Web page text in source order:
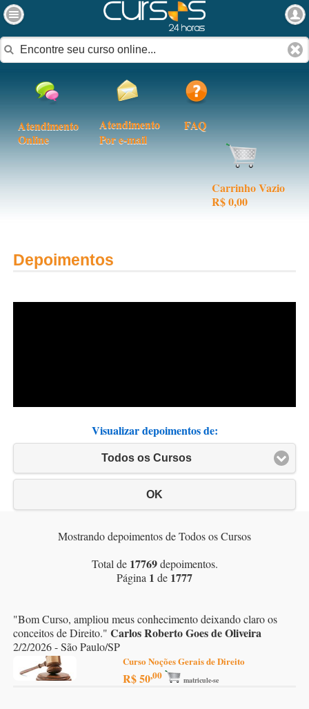
Atendimento
Online
Atendimento
Por e-mail
FAQ
Carrinho Vazio
R$ 0,00
Depoimentos
Visualizar depoimentos de:
Todos os Cursos
OK
Mostrando depoimentos de Todos os Cursos
Total de 17769depoimentos.
Página 1 de 1777
"Bom Curso, ampliou meus conhecimento deixando claro os
conceitos de Direito." Carlos Roberto Goes de Oliveira
2/2/2026 - São Paulo/SP
Curso Noções Gerais de Direito
R$ 50,00 matricule-se